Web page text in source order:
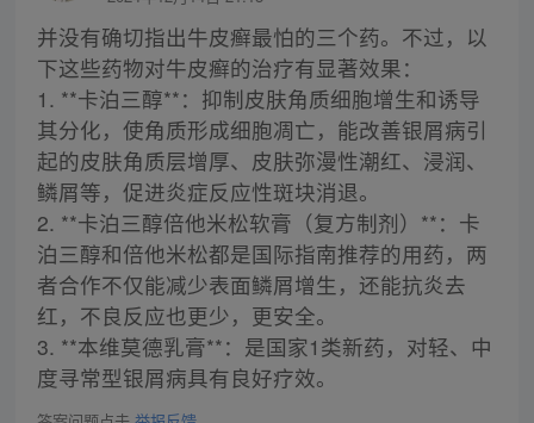
并没有确切指出牛皮癣最怕的三个药。不过，以
下这些药物对牛皮癣的治疗有显著效果：
1. **卡泊三醇**：抑制皮肤角质细胞增生和诱导
其分化，使角质形成细胞凋亡，能改善银屑病引
起的皮肤角质层增厚、皮肤弥漫性潮红、浸润、
鳞屑等，促进炎症反应性斑块消退。
2. **卡泊三醇倍他米松软膏（复方制剂）**：卡
泊三醇和倍他米松都是国际指南推荐的用药，两
者合作不仅能减少表面鳞屑增生，还能抗炎去
红，不良反应也更少，更安全。
3. **本维莫德乳膏**：是国家1类新药，对轻、中
度寻常型银屑病具有良好疗效。